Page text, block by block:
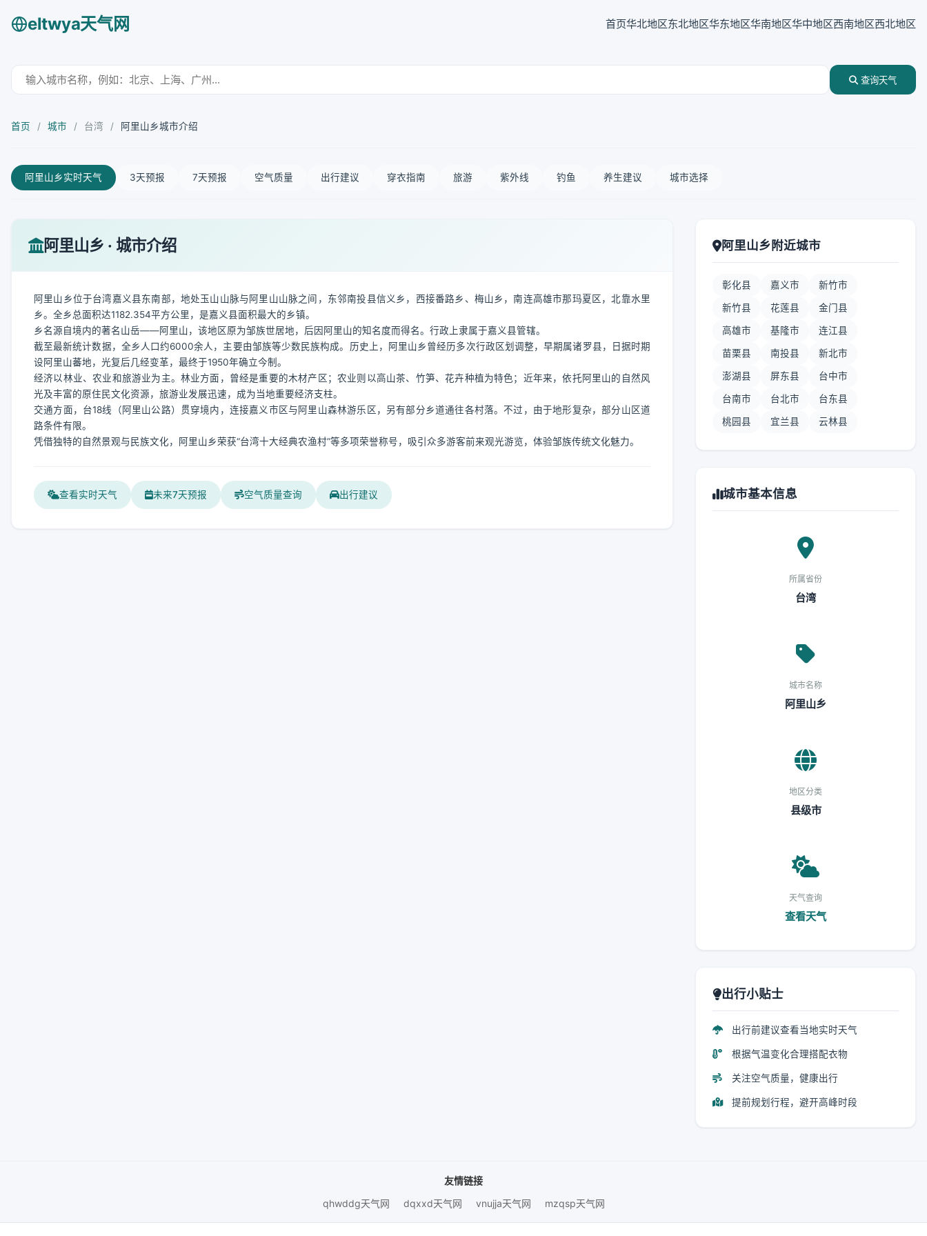
eltwya天气网 首页华北地区东北地区华东地区华南地区华中地区西南地区西北地区
查询天气
首页 / 城市 / 台湾 / 阿里山乡城市介绍
阿里山乡实时天气 3天预报 7天预报 空气质量 出行建议 穿衣指南 旅游 紫外线 钓鱼 养生建议 城市选择
阿里山乡 · 城市介绍
阿里山乡位于台湾嘉义县东南部，地处玉山山脉与阿里山山脉之间，东邻南投县信义乡，西接番路乡、梅山乡，南连高雄市那玛夏区，北靠水里
乡。全乡总面积达1182.354平方公里，是嘉义县面积最大的乡镇。
乡名源自境内的著名山岳——阿里山，该地区原为邹族世居地，后因阿里山的知名度而得名。行政上隶属于嘉义县管辖。
截至最新统计数据，全乡人口约6000余人，主要由邹族等少数民族构成。历史上，阿里山乡曾经历多次行政区划调整，早期属诸罗县，日据时期
设阿里山蕃地，光复后几经变革，最终于1950年确立今制。
经济以林业、农业和旅游业为主。林业方面，曾经是重要的木材产区；农业则以高山茶、竹笋、花卉种植为特色；近年来，依托阿里山的自然风
光及丰富的原住民文化资源，旅游业发展迅速，成为当地重要经济支柱。
交通方面，台18线（阿里山公路）贯穿境内，连接嘉义市区与阿里山森林游乐区，另有部分乡道通往各村落。不过，由于地形复杂，部分山区道
路条件有限。
凭借独特的自然景观与民族文化，阿里山乡荣获“台湾十大经典农渔村”等多项荣誉称号，吸引众多游客前来观光游览，体验邹族传统文化魅力。
查看实时天气 未来7天预报 空气质量查询 出行建议
阿里山乡附近城市
彰化县 嘉义市 新竹市
新竹县 花莲县 金门县
高雄市 基隆市 连江县
苗栗县 南投县 新北市
澎湖县 屏东县 台中市
台南市 台北市 台东县
桃园县 宜兰县 云林县
城市基本信息
所属省份
台湾
城市名称
阿里山乡
地区分类
县级市
天气查询
查看天气
出行小贴士
出行前建议查看当地实时天气
根据气温变化合理搭配衣物
关注空气质量，健康出行
提前规划行程，避开高峰时段
友情链接
qhwddg天气网
dqxxd天气网 vnujja天气网 mzqsp天气网